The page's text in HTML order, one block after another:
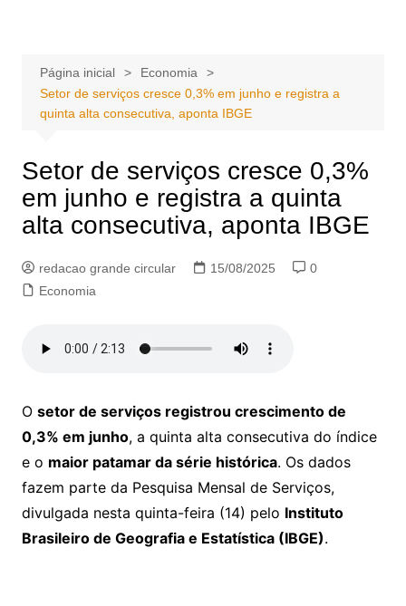
conteúdoPágina inicial
Economia
Setor de serviços cresce 0,3% em junho e registra a
quinta alta consecutiva, aponta IBGE
Setor de serviços cresce 0,3%
em junho e registra a quinta
alta consecutiva, aponta IBGE
redacao grande circular 15/08/2025
0
Economia
O setor de serviços registrou crescimento de
0,3% em junho, a quinta alta consecutiva do índice
e o maior patamar da série histórica. Os dados
fazem parte da Pesquisa Mensal de Serviços,
divulgada nesta quinta-feira (14) pelo Instituto
Brasileiro de Geografia e Estatística (IBGE).